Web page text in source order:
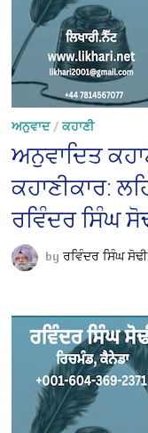
ਅਨੁਵਾਦ/ਕਹਾਣੀ
ਅਨੁਵਾਦਿਤ
ਕਹਾਣੀਕਾਰ:
ਰਵਿੰਦਰ ਸਿੰਘ
byਰਵਿੰਦਰ ਸਿੰਘ ਸੋਢੀ